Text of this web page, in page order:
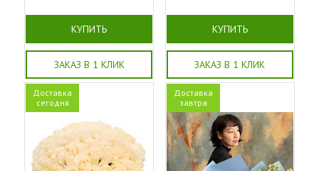
КУПИТЬ
ЗАКАЗ В 1 КЛИК
КУПИТЬ
ЗАКАЗ В 1 КЛИК
Доставка
сегодня
Доставка
завтра